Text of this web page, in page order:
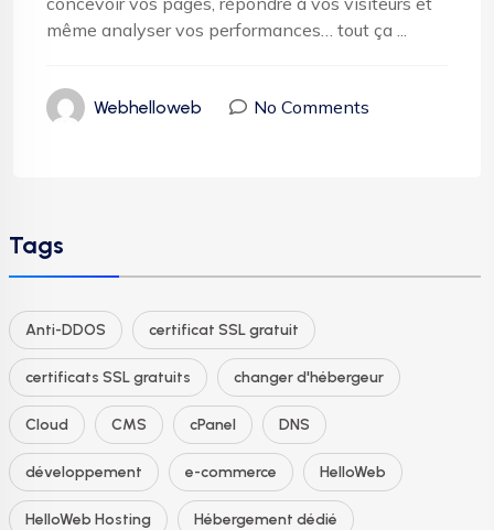
même analyser vos performances… tout ça ...
Webhelloweb No Comments
Tags
Anti-DDOS certificat SSL gratuit
certificats SSL gratuits changer d'hébergeur
Cloud CMS cPanel DNS
développement e-commerce HelloWeb
HelloWeb Hosting Hébergement dédié